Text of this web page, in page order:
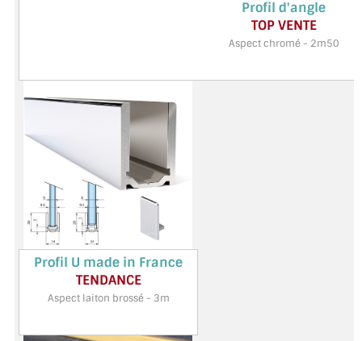
MIROIR POUR PORTE
MIROIR DE SALLE DE BAIN
MIROIR PAROI DE DOUCHE
MIROIR POUR SALLE DE SPORT
MIROIR POUR SALLE DE DANSE
MIROIR ENCADRÉ
Profil U made in France
TENDANCE
Aspect laiton brossé - 3m
Profil d'angle
TOP VENTE
Aspect chromé - 2m50